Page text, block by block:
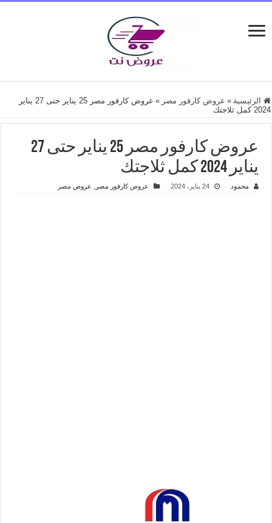
الرئيسية » عروض كارفور مصر »
عروض كارفور مصر 25 يناير حتى 27 يناير
2024 كمل ثلاجتك
عروض كارفور مصر 25 يناير حتى 27
يناير 2024 كمل ثلاجتك
محمود 24 يناير، 2024 عروض كارفور مصر عروض مصر